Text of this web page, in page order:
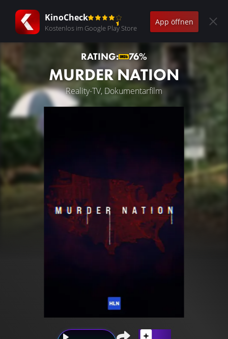
KinoCheck
Kostenlos im Google Play Store
App öffnen
RATING: 76%
MURDER NATION
Reality-TV, Dokumentarfilm